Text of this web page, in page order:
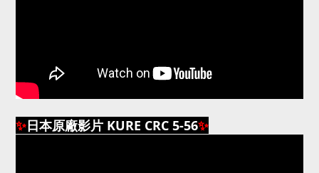
✨日本原廠影片 KURE CRC 5-56✨